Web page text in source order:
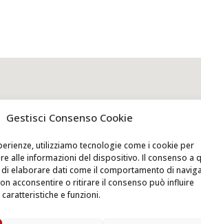
Gestisci Consenso Cookie
utilizziamo tecnologie come i cookie per
alle informazioni del dispositivo. Il consenso a
elaborare dati come il comportamento di
acconsentire o ritirare il consenso può influire
e funzioni.